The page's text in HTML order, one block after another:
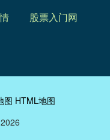
股票入门网
图 HTML地图